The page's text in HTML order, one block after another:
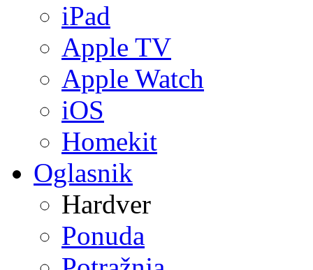
iPad
Apple TV
Apple Watch
iOS
Homekit
Oglasnik
Hardver
Ponuda